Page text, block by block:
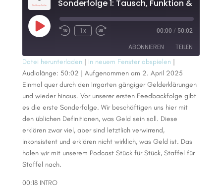
Play
Episode
1x 00:00 / 50:02
ABONNIEREN TEILEN
RSS FEED
TEILEN
LINK
EMBED
Datei herunterladen| In neuem Fenster abspielen|
Audiolänge: 50:02 | Aufgenommen am 2. April 2025
Einmal quer durch den Irrgarten gängiger Gelderklärungen
und wieder hinaus. Vor unserer ersten Feedbackfolge gibt
es die erste Sonderfolge. Wir beschäftigen uns hier mit
den üblichen Definitionen, was Geld sein soll. Diese
erklären zwar viel, aber sind letztlich verwirrend,
inkonsistent und erklären nicht wirklich, was Geld ist. Das
holen wir mit unserem Podcast Stück für Stück, Staffel für
Staffel nach.
00:18 INTRO